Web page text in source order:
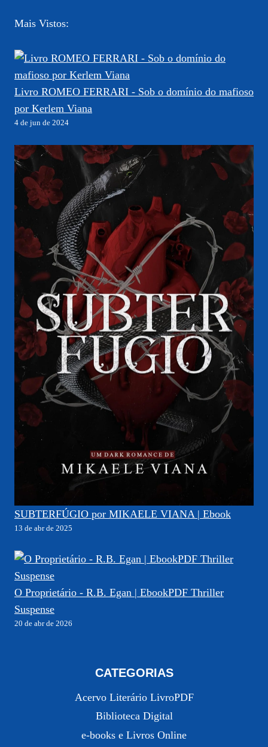
Mais Vistos:
Livro ROMEO FERRARI - Sob o domínio do mafioso
por Kerlem Viana
4 de jun de 2024
SUBTERFÚGIO por MIKAELE VIANA | Ebook
13 de abr de 2025
O Proprietário - R.B. Egan | EbookPDF Thriller
Suspense
20 de abr de 2026
CATEGORIAS
Acervo Literário LivroPDF
Biblioteca Digital
e-books e Livros Online